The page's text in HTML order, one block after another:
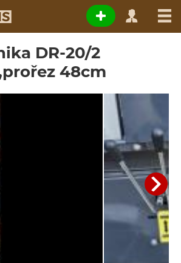
DR-20/2
48cm